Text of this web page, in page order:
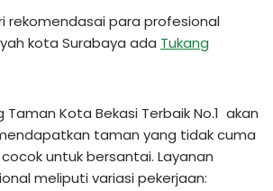
rekomendasai para profesional
kota Surabaya ada Tukang
Taman Kota Bekasi Terbaik No.1 akan
taman yang tidak cuma
untuk bersantai. Layanan
meliputi variasi pekerjaan: